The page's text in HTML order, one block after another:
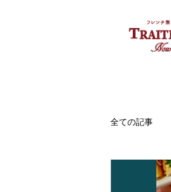
全ての記事